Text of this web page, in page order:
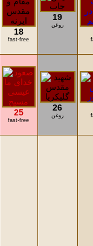
18
fast-free
19
روغن
25
fast-free
26
روغن